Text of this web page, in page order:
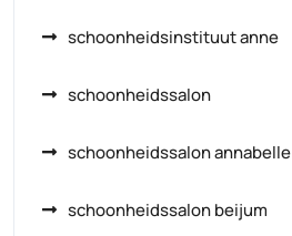
schoonheidsinstituut anne
schoonheidssalon
schoonheidssalon annabelle
schoonheidssalon beijum